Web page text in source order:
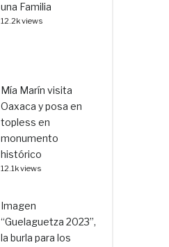
una Familia
12.2k views
Mía Marín visita
Oaxaca y posa en
topless en
monumento
histórico
12.1k views
Imagen
“Guelaguetza 2023”,
la burla para los